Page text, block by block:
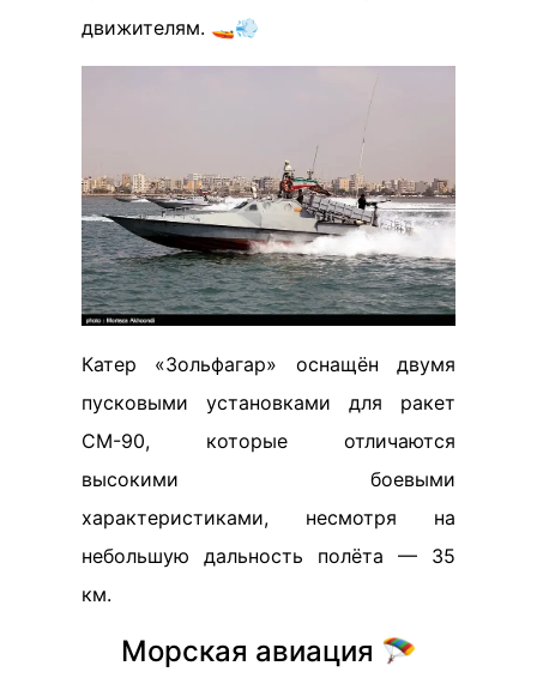
движителям. 🚤💨
Катер «Зольфагар» оснащён двумя
пусковыми установками для ракет
CM-90, которые отличаются
высокими боевыми
характеристиками, несмотря на
небольшую дальность полёта — 35
км.
Морская авиация 🪂